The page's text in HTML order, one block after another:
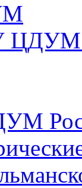
ЦДУМ